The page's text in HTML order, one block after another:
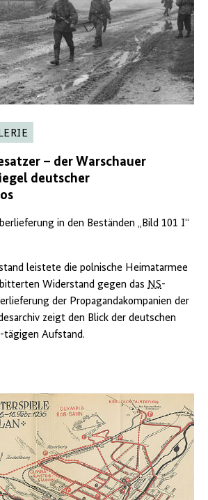
– der Warschauer
deutscher
in den Beständen „Bild 101 I“
leistete die polnische Heimatarmee
Widerstand gegen das NS-
der Propagandakompanien der
zeigt den Blick der deutschen
tägigen Aufstand.